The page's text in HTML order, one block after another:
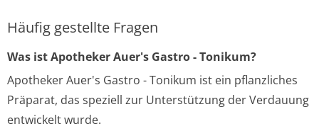
Häufig gestellte Fragen
Was ist Apotheker Auer's Gastro - Tonikum?
Apotheker Auer's Gastro - Tonikum ist ein pflanzliches
Präparat, das speziell zur Unterstützung der Verdauung
entwickelt wurde.